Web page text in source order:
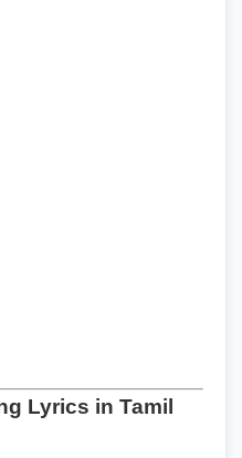
Lyrics in Tamil